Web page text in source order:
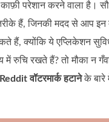
काफ़ी परेशान करने वाला है।
हैं, जिनकी मदद से आप इन
हैं, क्योंकि ये एप्लिकेशन
में रुचि रखते हैं? तो मौका न
Reddit वॉटरमार्क हटानेके बारे